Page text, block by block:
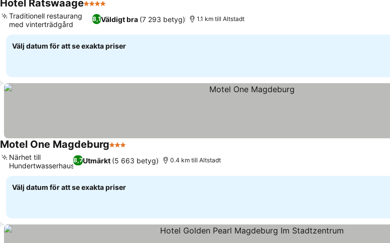
Hotel Ratswaage4 Stjärnor
8,1Väldigt bra (7 293 betyg)
Traditionell restaurang
med vinterträdgård
1.1 km till Altstadt
Välj datum för att se exakta priser
Motel One Magdeburg3 Stjärnor
8,7Utmärkt (5 663 betyg)
Närhet till
Hundertwasserhaus
0.4 km till Altstadt
Välj datum för att se exakta priser